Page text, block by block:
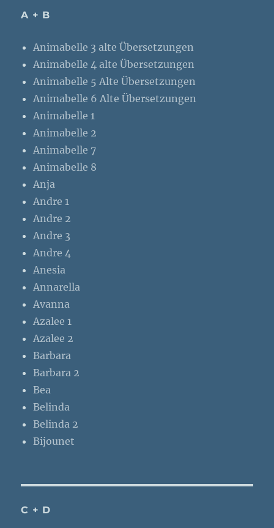
A + B
Animabelle 3 alte Übersetzungen
Animabelle 4 alte Übersetzungen
Animabelle 5 Alte Übersetzungen
Animabelle 6 Alte Übersetzungen
Animabelle 1
Animabelle 2
Animabelle 7
Animabelle 8
Anja
Andre 1
Andre 2
Andre 3
Andre 4
Anesia
Annarella
Avanna
Azalee 1
Azalee 2
Barbara
Barbara 2
Bea
Belinda
Belinda 2
Bijounet
C + D